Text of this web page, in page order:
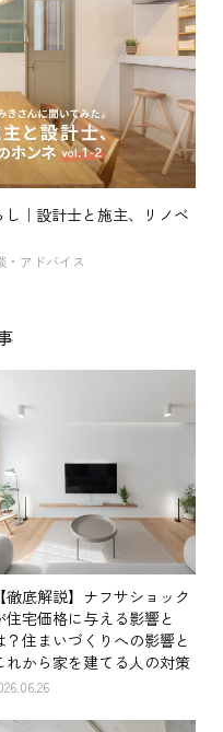
し｜設計士と施主、リノベ
・アドバイス
【徹底解説】ナフサショック
住宅価格に与える影響と
？住まいづくりへの影響と
れから家を建てる人の対策